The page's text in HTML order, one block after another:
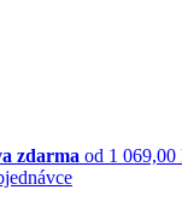
zdarma od 1 069,00